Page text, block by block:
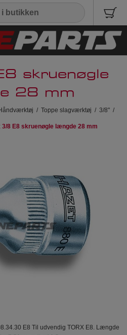
skruenøgle
28 mm
/ Toppe slagværktøj / 3/8" /
3/8 E8 skruenøgle længde 28 mm
E8 Til udvendig TORX E8. Længde